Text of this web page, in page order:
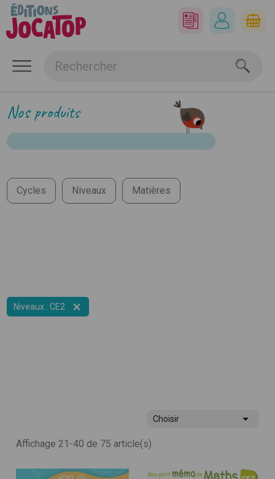
Nos produits
Cycles Niveaux Matières
Niveaux : CE2 
Choisir 
Affichage 21-40 de 75 article(s)